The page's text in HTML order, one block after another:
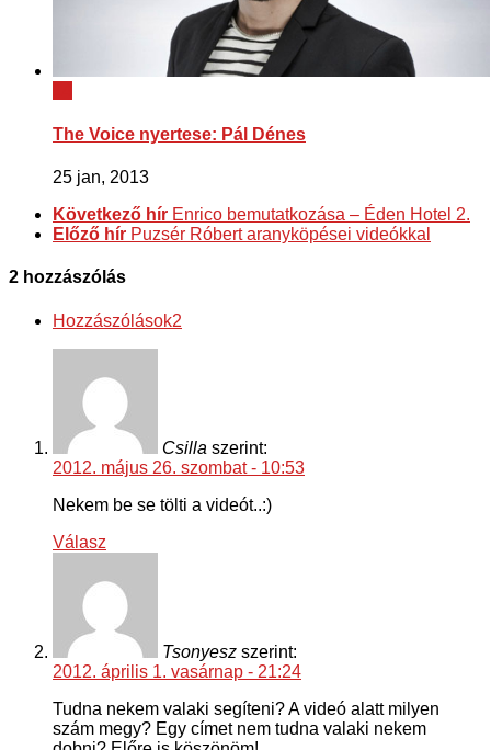
The Voice nyertese: Pál Dénes
25 jan, 2013
Következő hír Enrico bemutatkozása – Éden Hotel 2.
Előző hír Puzsér Róbert aranyköpései videókkal
2 hozzászólás
Hozzászólások2
Csilla szerint:
2012. május 26. szombat - 10:53
Nekem be se tölti a videót..:)
Válasz
Tsonyesz szerint:
2012. április 1. vasárnap - 21:24
Tudna nekem valaki segíteni? A videó alatt milyen
szám megy? Egy címet nem tudna valaki nekem